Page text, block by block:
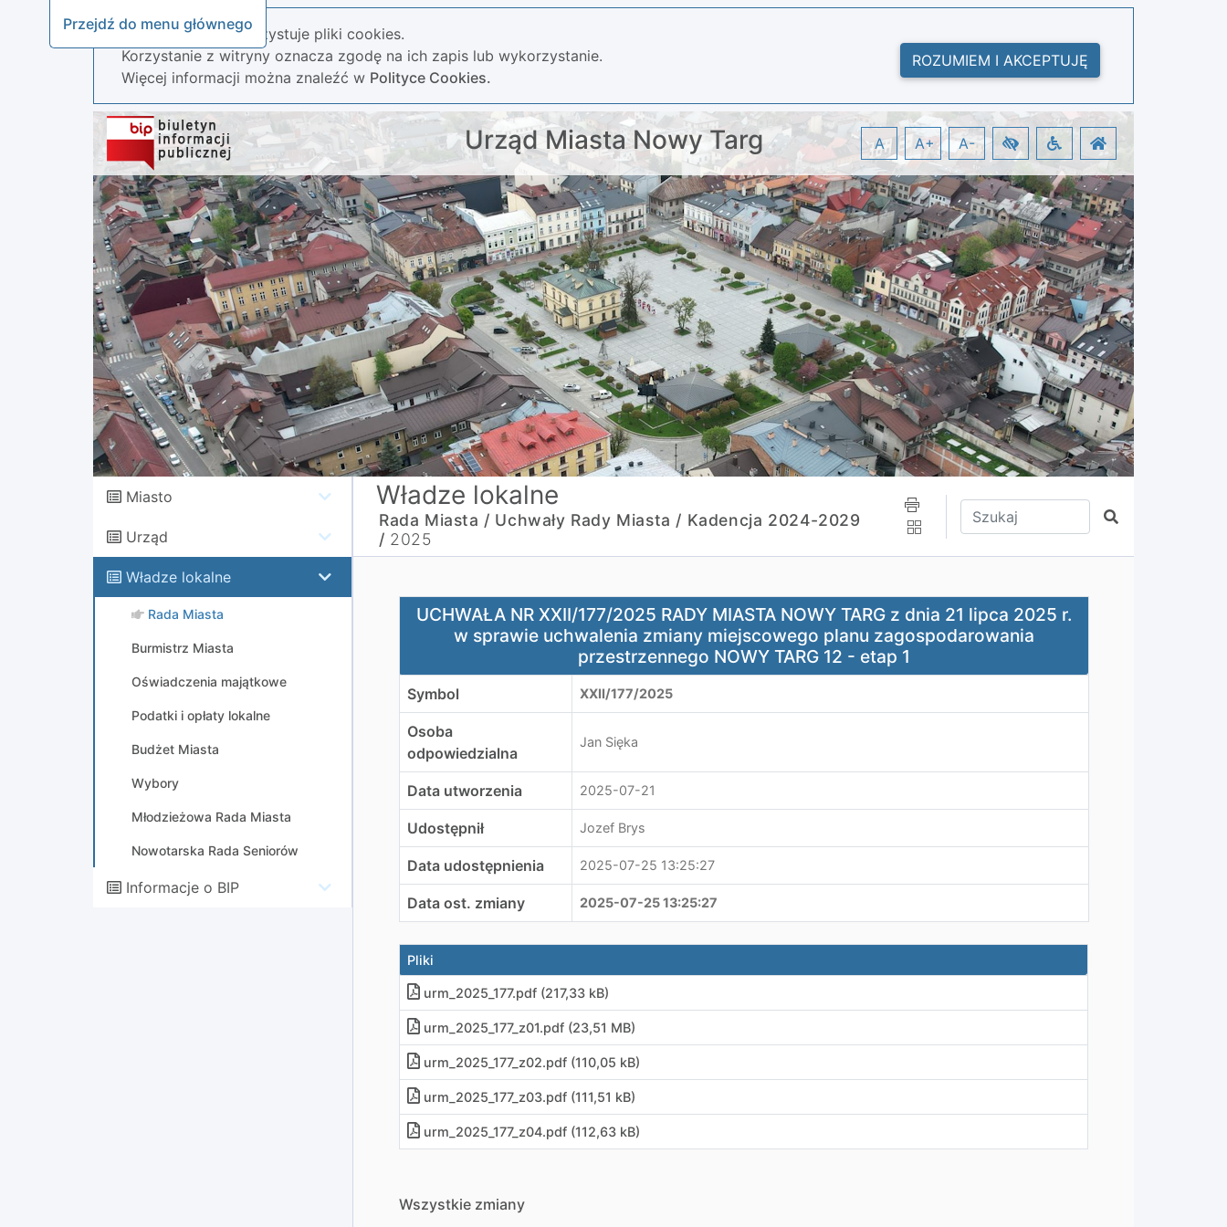
Przejdź do menu głównego
Nasza strona wykorzystuje pliki cookies.
Korzystanie z witryny oznacza zgodę na ich zapis lub wykorzystanie.
Więcej informacji można znaleźć w Polityce Cookies.
ROZUMIEM I AKCEPTUJĘ
Urząd Miasta Nowy Targ A A+ A-
Miasto
Urząd
Władze lokalne
Rada Miasta
Burmistrz Miasta
Oświadczenia majątkowe
Podatki i opłaty lokalne
Budżet Miasta
Wybory
Młodzieżowa Rada Miasta
Nowotarska Rada Seniorów
Informacje o BIP
Władze lokalne
Rada Miasta / Uchwały Rady Miasta / Kadencja 2024-2029
/ 2025
Wpisz tekst do wyszukania
Szukaj
UCHWAŁA NR XXII/177/2025 RADY MIASTA NOWY TARG z dnia 21 lipca 2025 r. w sprawie uchwalenia zmiany
UCHWAŁA NR XXII/177/2025 RADY MIASTA NOWY TARG z dnia 21 lipca 2025 r.
w sprawie uchwalenia zmiany miejscowego planu zagospodarowania
przestrzennego NOWY TARG 12 - etap 1
Symbol XXII/177/2025
Osoba
odpowiedzialna
Jan Sięka
Data utworzenia 2025-07-21
Udostępnił Jozef Brys
Data udostępnienia 2025-07-25 13:25:27
Data ost. zmiany 2025-07-25 13:25:27
Pliki
urm_2025_177.pdf (217,33 kB)
urm_2025_177_z01.pdf (23,51 MB)
urm_2025_177_z02.pdf (110,05 kB)
urm_2025_177_z03.pdf (111,51 kB)
urm_2025_177_z04.pdf (112,63 kB)
Wszystkie zmiany